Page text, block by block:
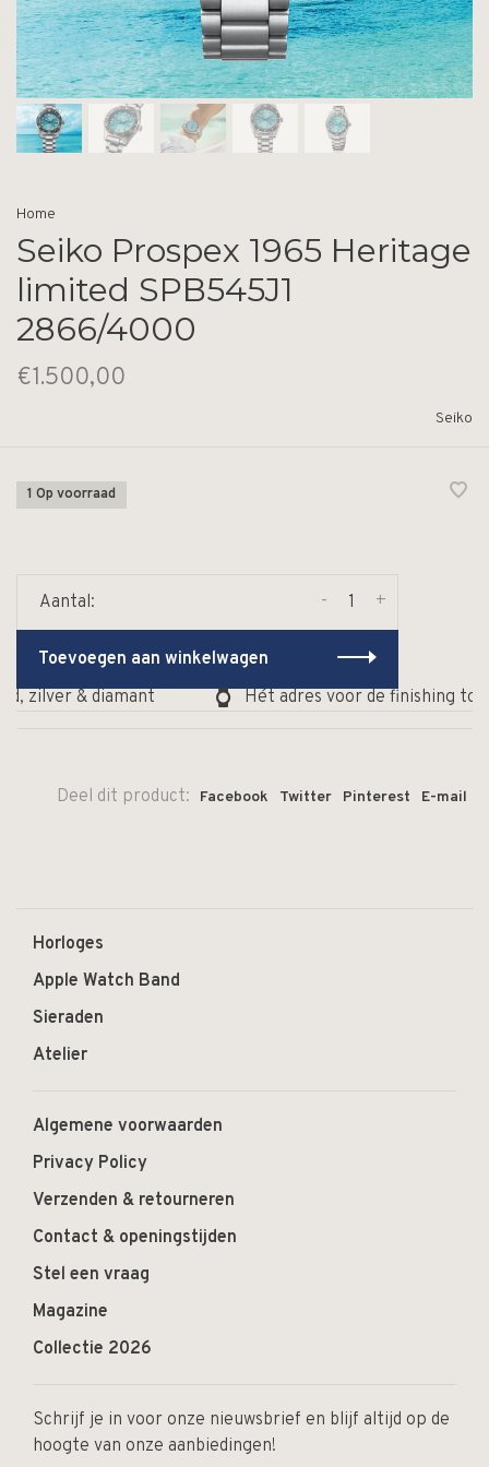
Home
Seiko Prospex 1965 Heritage
limited SPB545J1
2866/4000
€1.500,00
Seiko
1 Op voorraad
Aantal: +
-
Toevoegen aan winkelwagen
zilver & diamant
Hét adres voor de finishing
Deel dit product: Facebook Twitter Pinterest E-mail
Horloges
Apple Watch Band
Sieraden
Atelier
Algemene voorwaarden
Privacy Policy
Verzenden & retourneren
Contact & openingstijden
Stel een vraag
Magazine
Collectie 2026
Schrijf je in voor onze nieuwsbrief en blijf altijd op de
hoogte van onze aanbiedingen!